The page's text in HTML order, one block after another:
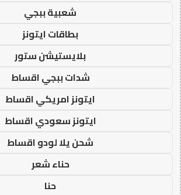
شعبية ببجي
بطاقات ايتونز
بلايستيشن ستور
شدات ببجي اقساط
ايتونز امريكي اقساط
ايتونز سعودي اقساط
شحن يلا لودو اقساط
حناء شعر
حنا